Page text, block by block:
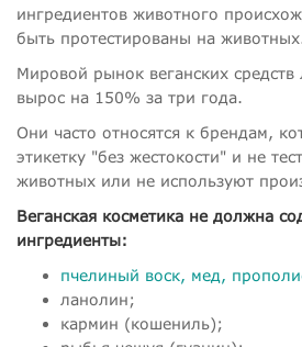
ингредиентов животного
быть протестированы на
Мировой рынок веганских
вырос на 150% за три года.
Они часто относятся к брендам,
этикетку "без жестокости" и не
животных или не используют
Веганская косметика не должна
ингредиенты:
пчелиный воск, мед,
ланолин;
кармин (кошениль);